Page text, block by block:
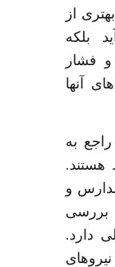
از
بلکه
فشار
آنها
به
هستند.
و
بررسی
دارد.